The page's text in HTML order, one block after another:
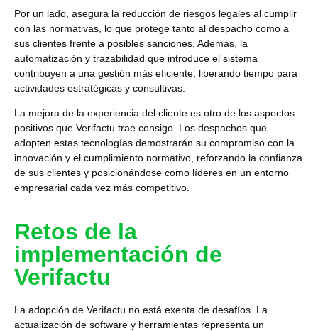
Por un lado, asegura la reducción de riesgos legales al cumplir
con las normativas, lo que protege tanto al despacho como a
sus clientes frente a posibles sanciones. Además , la
automatización y trazabilidad que introduce el sistema
contribuyen a una gestión más eficiente , liberando tiempo para
actividades estratégicas y consultivas.
La mejora de la experiencia del cliente es otro de los aspectos
positivos que Verifactu trae consigo. Los despachos que
adopten estas tecnologías demostrarán su compromiso con la
innovación y el cumplimiento normativo, reforzando la confianza
de sus clientes y posicionándose como líderes en un entorno
empresarial cada vez más competitivo.
Retos de la
implementación de
Verifactu
La adopción de Verifactu no está exenta de desafíos. La
actualización de software y herramientas representa un